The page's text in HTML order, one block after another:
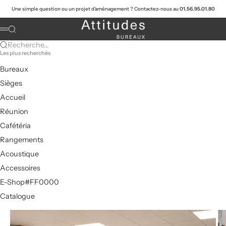
Une simple question ou un projet d'aménagement ? Contactez-nous au01.56.95.01.80
Attitudes Bureaux
Menu
Recherche
Recherche...
Les plus recherchés
Bureaux
Sièges
Accueil
Réunion
Cafétéria
Rangements
Acoustique
Accessoires
E-Shop#FF0000
Catalogue